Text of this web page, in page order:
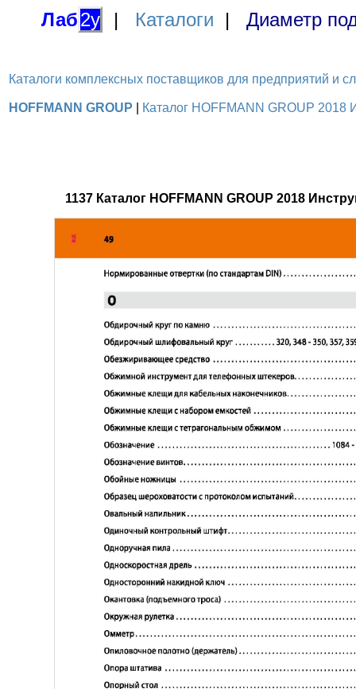
Лаб2у | Каталоги | Диаметр
Каталоги комплексных поставщиков для предприятий и
HOFFMANN GROUP Каталог HOFFMANN GROUP 2018
1137 Каталог HOFFMANN GROUP 2018